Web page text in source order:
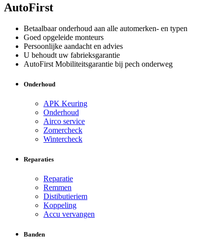
AutoFirst
Betaalbaar onderhoud aan alle automerken- en typen
Goed opgeleide monteurs
Persoonlijke aandacht en advies
U behoudt uw fabrieksgarantie
AutoFirst Mobiliteitsgarantie bij pech onderweg
Onderhoud
APK Keuring
Onderhoud
Airco service
Zomercheck
Wintercheck
Reparaties
Reparatie
Remmen
Distibutieriem
Koppeling
Accu vervangen
Banden